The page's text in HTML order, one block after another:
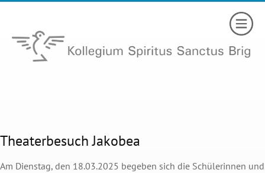
Theaterbesuch Jakobea
Am Dienstag, den 18.03.2025 begeben sich die Schülerinnen und